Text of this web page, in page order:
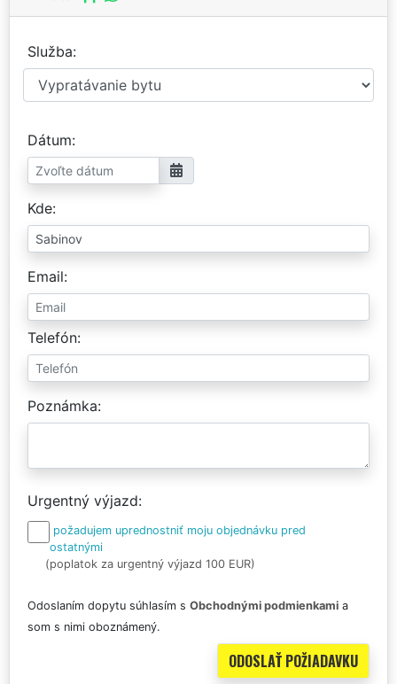
Služba
Dátum
Kde
Email
Telefón
Poznámka
Urgentný výjazd
požadujem uprednostniť moju objednávku pred
ostatnými
(poplatok za urgentný výjazd 100 EUR)
Odoslaním dopytu súhlasím s Obchodnými podmienkami a
som s nimi oboznámený.